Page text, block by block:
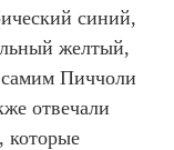
синий,
желтый,
Пиччоли
отвечали
которые